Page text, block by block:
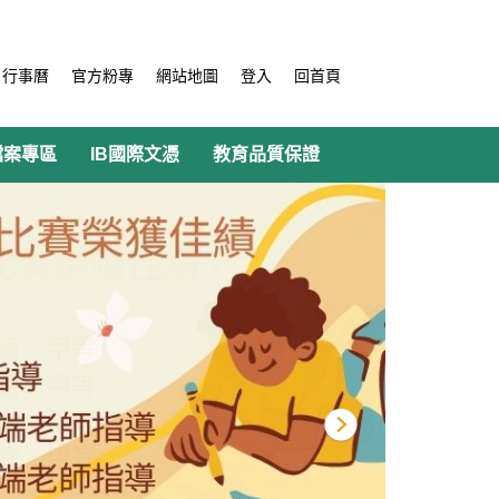
行事曆 官方粉專 網站地圖 登入 回首頁
專區 IB國際文憑 教育品質保證